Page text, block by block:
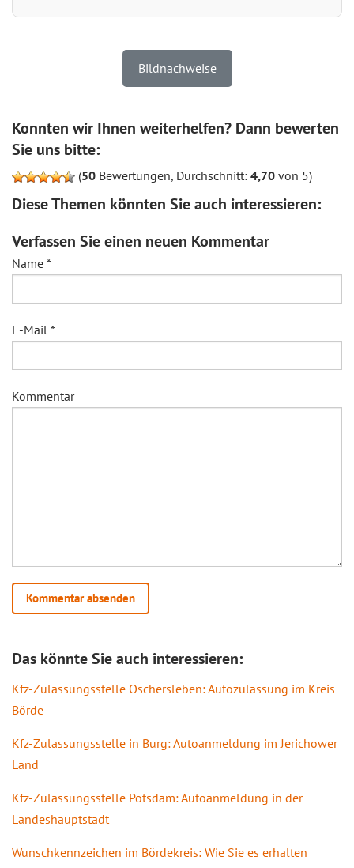
Bildnachweise
Konnten wir Ihnen weiterhelfen? Dann bewerten
Sie uns bitte:
(50 Bewertungen, Durchschnitt: 4,70 von 5)
Diese Themen könnten Sie auch interessieren:
Verfassen Sie einen neuen Kommentar
Name *
E-Mail *
Kommentar
Das könnte Sie auch interessieren:
Kfz-Zulassungsstelle Oschersleben: Autozulassung im Kreis
Börde
Kfz-Zulassungsstelle in Burg: Autoanmeldung im Jerichower
Land
Kfz-Zulassungsstelle Potsdam: Autoanmeldung in der
Landeshauptstadt
Wunschkennzeichen im Bördekreis: Wie Sie es erhalten